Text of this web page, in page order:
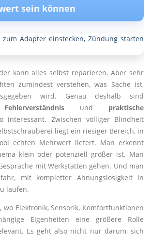
sein können
kann alles selbst reparieren. Aber sehr
zumindest verstehen, was Sache ist,
wird. Genau deshalb sind
Fehlerverständnis und praktische
interessant. Zwischen völliger Blindheit
liegt ein riesiger Bereich, in
echten Mehrwert liefert. Man erkennt
klein oder potenziell größer ist. Man
mit Werkstätten gehen. Und man
mit kompletter Ahnungslosigkeit in
laufen.
wo Elektronik, Sensorik, Komfortfunktionen
Eigenheiten eine größere Rolle
Es geht also nicht nur darum, sich